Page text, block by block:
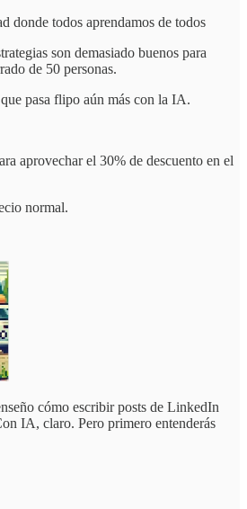
donde todos aprendamos de todos
son demasiado buenos para
de 50 personas.
pasa flipo aún más con la IA.
aprovechar el 30% de descuento en el
normal.
cómo escribir posts de LinkedIn
IA, claro. Pero primero entenderás